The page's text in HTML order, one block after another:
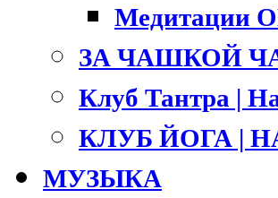
Медитации
ЗА ЧАШКОЙ
Клуб Тантра |
КЛУБ ЙОГА |
МУЗЫКА